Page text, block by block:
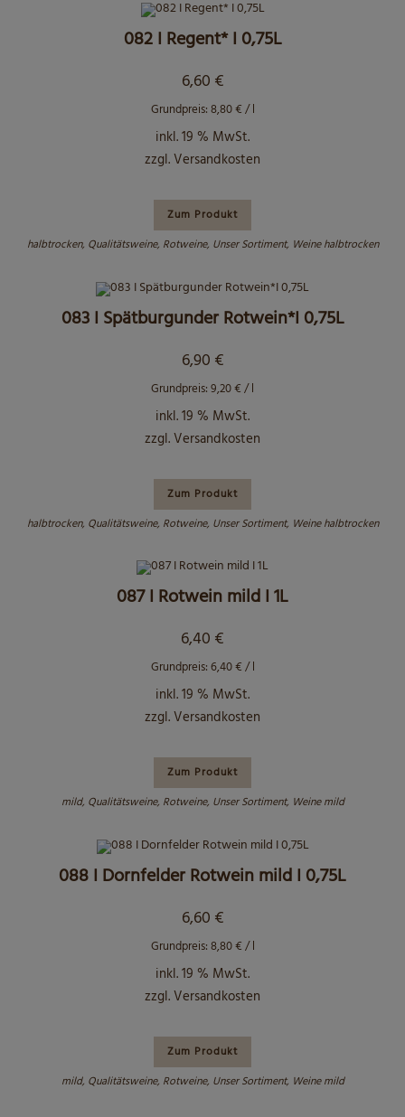
082 I Regent* I 0,75L
6,60 €
Grundpreis:8,80€/l
inkl. 19 % MwSt.
zzgl.Versandkosten
Zum Produkt
halbtrocken, Qualitätsweine, Rotweine, Unser Sortiment, Weine halbtrocken
083 I Spätburgunder Rotwein*I 0,75L
6,90 €
Grundpreis:9,20€/l
inkl. 19 % MwSt.
zzgl.Versandkosten
Zum Produkt
halbtrocken, Qualitätsweine, Rotweine, Unser Sortiment, Weine halbtrocken
087 I Rotwein mild I 1L
6,40 €
Grundpreis:6,40€/l
inkl. 19 % MwSt.
zzgl.Versandkosten
Zum Produkt
mild, Qualitätsweine, Rotweine, Unser Sortiment, Weine mild
088 I Dornfelder Rotwein mild I 0,75L
6,60 €
Grundpreis:8,80€/l
inkl. 19 % MwSt.
zzgl.Versandkosten
Zum Produkt
mild, Qualitätsweine, Rotweine, Unser Sortiment, Weine mild